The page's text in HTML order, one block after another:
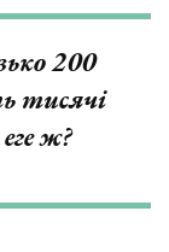
200
тисячі
ж?